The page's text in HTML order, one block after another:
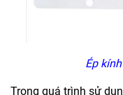
Ép
Trong quá trình sử